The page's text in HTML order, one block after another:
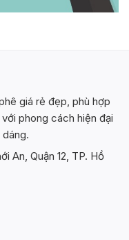
giá rẻ đẹp, phù hợp
phong cách hiện đại
An, Quận 12, TP. Hồ